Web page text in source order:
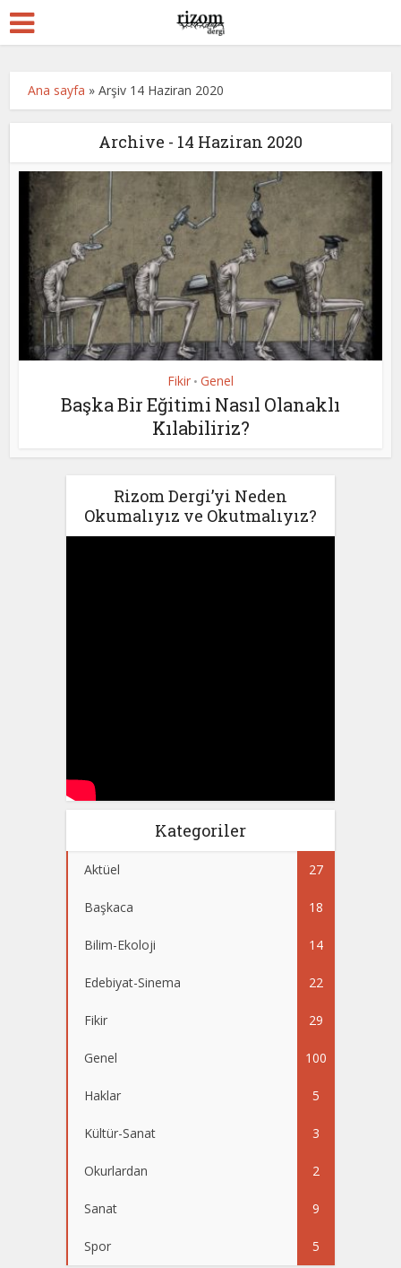
Ana sayfa »Arşiv 14 Haziran 2020
Archive - 14 Haziran 2020
Fikir • Genel
Başka Bir Eğitimi Nasıl Olanaklı
Kılabiliriz?
Rizom Dergi’yi Neden
Okumalıyız ve Okutmalıyız?
Kategoriler
Aktüel 27
Başkaca 18
Bilim-Ekoloji 14
Edebiyat-Sinema 22
Fikir 29
Genel 100
Haklar 5
Kültür-Sanat 3
Okurlardan 2
Sanat 9
Spor 5